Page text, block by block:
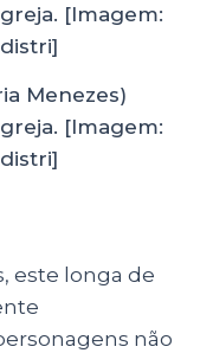
Menezes)
[Imagem:
este longa de
não